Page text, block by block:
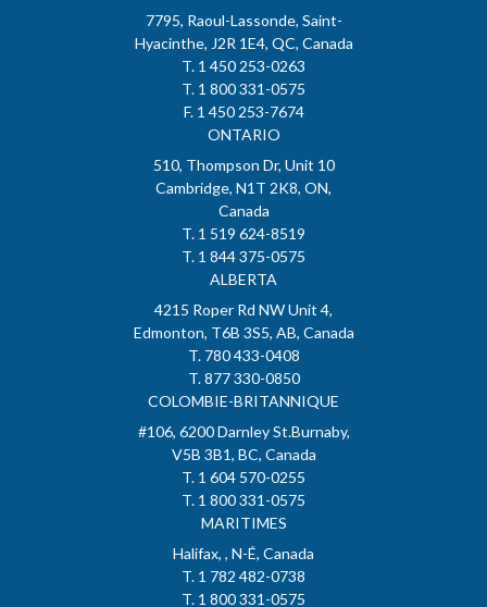
7795, Raoul-Lassonde, Saint-
Hyacinthe, J2R 1E4, QC, Canada
T. 1 450 253-0263
T. 1 800 331-0575
F. 1 450 253-7674
ONTARIO
510, Thompson Dr, Unit 10
Cambridge, N1T 2K8, ON,
Canada
T. 1 519 624-8519
T. 1 844 375-0575
ALBERTA
4215 Roper Rd NW Unit 4,
Edmonton, T6B 3S5, AB, Canada
T. 780 433-0408
T. 877 330-0850
COLOMBIE-BRITANNIQUE
#106, 6200 Darnley St.Burnaby,
V5B 3B1, BC, Canada
T. 1 604 570-0255
T. 1 800 331-0575
MARITIMES
Halifax, , N-É, Canada
T. 1 782 482-0738
T. 1 800 331-0575